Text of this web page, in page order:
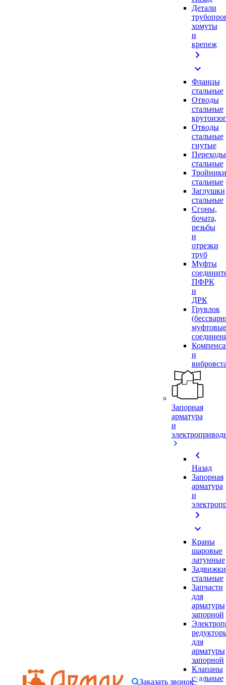
Детали
хомуты
и
крепеж
chevron_right
expand_more
Фланцы
стальные
Отводы
стальные
Отводы
стальные
гнутые
Переходы
стальные
Тройники
стальные
Заглушки
стальные
Сгоны,
бочата,
резьбы
и
отрезки
труб
Муфты
ПФРК
и
ДРК
Грувлок
муфтовые
и
Запорная
арматура
и
chevron_left
Назад
Запорная
арматура
и
chevron_right
expand_more
Краны
шаровые
латунные
Задвижки
стальные
Запчасти
для
арматуры
запорной
для
арматуры
запорной
Клапаны
стальные
Заказать звонок